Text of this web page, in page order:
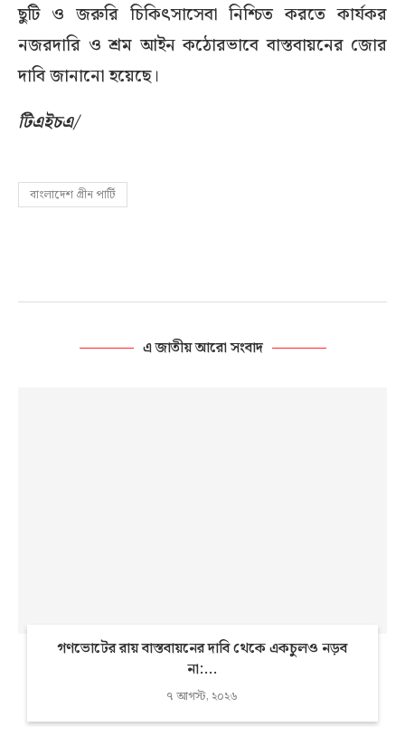
ছুটি ও জরুরি চিকিৎসাসেবা নিশ্চিত করতে কার্যকর
নজরদারি ও শ্রম আইন কঠোরভাবে বাস্তবায়নের জোর
দাবি জানানো হয়েছে।
টিএইচএ/
বাংলাদেশ গ্রীন পার্টি
এ জাতীয় আরো সংবাদ
গণভোটের রায় বাস্তবায়নের দাবি থেকে একচুলও নড়ব
না:...
৭ আগস্ট, ২০২৬